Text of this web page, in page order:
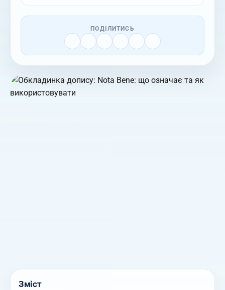
ПОДІЛИТИСЬ
Зміст